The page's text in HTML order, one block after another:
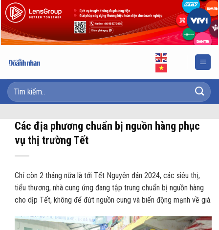
Skip
to
content
Các địa phương chuẩn bị nguồn hàng phục
vụ thị trường Tết
Chỉ còn 2 tháng nữa là tới Tết Nguyên đán 2024, các siêu thị,
tiểu thương, nhà cung ứng đang tập trung chuẩn bị nguồn hàng
cho dịp Tết, không để đứt nguồn cung và biến động mạnh về giá.